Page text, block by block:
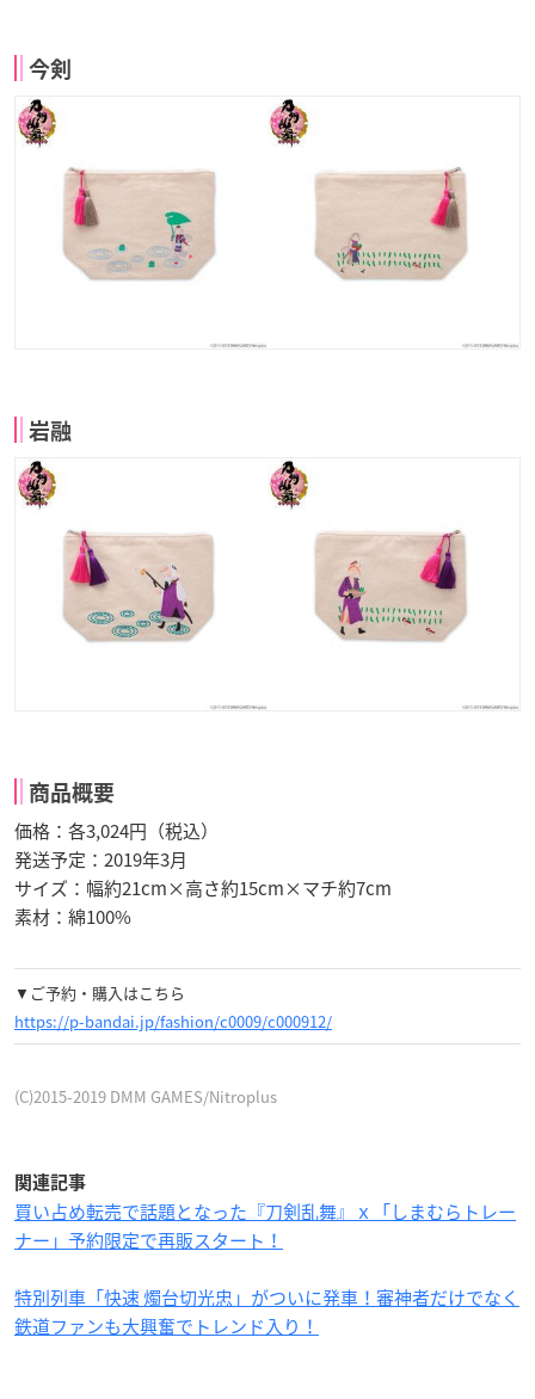
今剣
岩融
商品概要
価格：各3,024円（税込）
発送予定：2019年3月
サイズ：幅約21cm×高さ約15cm×マチ約7cm
素材：綿100%
▼ご予約・購入はこちら
https://p-bandai.jp/fashion/c0009/c000912/
(C)2015-2019 DMM GAMES/Nitroplus
関連記事
買い占め転売で話題となった『刀剣乱舞』ｘ「しまむらトレー
ナー」予約限定で再販スタート！
特別列車「快速 燭台切光忠」がついに発車！審神者だけでなく
鉄道ファンも大興奮でトレンド入り！